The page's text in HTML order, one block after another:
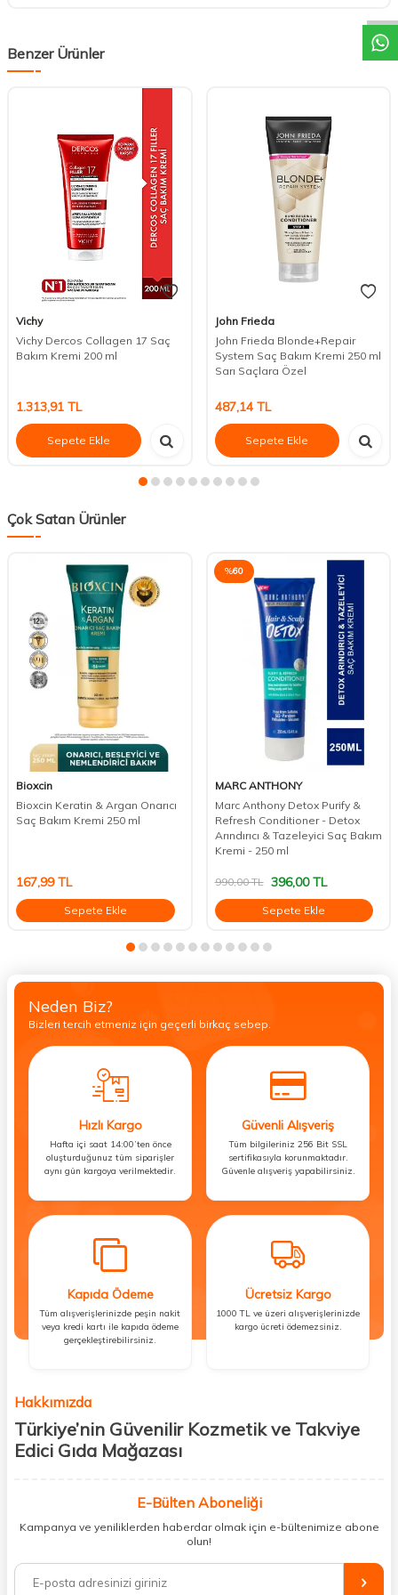
Benzer Ürünler
Vichy
Vichy Dercos Collagen 17 Saç
Bakım Kremi 200 ml
1.313,91 TL
Sepete Ekle
John Frieda
John Frieda Blonde+Repair
System Saç Bakım Kremi 250 ml
Sarı Saçlara Özel
487,14TL
Sepete Ekle
Çok Satan Ürünler
Bioxcin
Bioxcin Keratin & Argan Onarıcı
Saç Bakım Kremi 250 ml
167,99TL
Sepete Ekle
%60
MARC ANTHONY
Marc Anthony Detox Purify &
Refresh Conditioner - Detox
Arındırıcı & Tazeleyici Saç Bakım
Kremi - 250 ml
990,00TL 396,00TL
Sepete Ekle
Neden Biz?
Bizleri tercih etmeniz için geçerli birkaç sebep.
Hızlı Kargo
Hafta içi saat 14:00’ten önce
oluşturduğunuz tüm siparişler
aynı gün kargoya verilmektedir.
Güvenli Alışveriş
Tüm bilgileriniz 256 Bit SSL
sertifikasıyla korunmaktadır.
Güvenle alışveriş yapabilirsiniz.
Kapıda Ödeme
Tüm alışverişlerinizde peşin nakit
veya kredi kartı ile kapıda ödeme
gerçekleştirebilirsiniz.
Ücretsiz Kargo
1000 TL ve üzeri alışverişlerinizde
kargo ücreti ödemezsiniz.
Hakkımızda
Türkiye’nin Güvenilir Kozmetik ve Takviye
Edici Gıda Mağazası
kişisel bakım hem de takviye edici gıda ürünlerini sizlerle
buluşturuyoruz. Artık mağaza mağaza dolaşmanıza gerek yok;
ihtiyacınız olan her şeyi tek bir çatı altında topluyor ve kapınıza kadar
%100 orijinal kozmetik ve sağlık ürünleriyle güzelliğinizi tamamlayabilir,
E-Bülten Aboneliği
Kampanya ve yeniliklerden haberdar olmak için e-bültenimize abone
olun!